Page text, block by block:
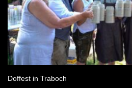
Doffest in Traboch